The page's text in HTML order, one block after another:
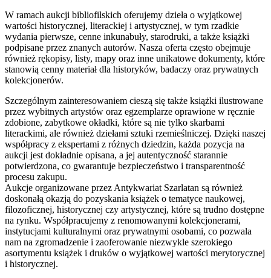
W ramach aukcji bibliofilskich oferujemy dzieła o wyjątkowej
wartości historycznej, literackiej i artystycznej, w tym rzadkie
wydania pierwsze, cenne inkunabuły, starodruki, a także książki
podpisane przez znanych autorów. Nasza oferta często obejmuje
również rękopisy, listy, mapy oraz inne unikatowe dokumenty, które
stanowią cenny materiał dla historyków, badaczy oraz prywatnych
kolekcjonerów.
Szczególnym zainteresowaniem cieszą się także książki ilustrowane
przez wybitnych artystów oraz egzemplarze oprawione w ręcznie
zdobione, zabytkowe okładki, które są nie tylko skarbami
literackimi, ale również dziełami sztuki rzemieślniczej. Dzięki naszej
współpracy z ekspertami z różnych dziedzin, każda pozycja na
aukcji jest dokładnie opisana, a jej autentyczność starannie
potwierdzona, co gwarantuje bezpieczeństwo i transparentność
procesu zakupu.
Aukcje organizowane przez Antykwariat Szarlatan są również
doskonałą okazją do pozyskania książek o tematyce naukowej,
filozoficznej, historycznej czy artystycznej, które są trudno dostępne
na rynku. Współpracujemy z renomowanymi kolekcjonerami,
instytucjami kulturalnymi oraz prywatnymi osobami, co pozwala
nam na zgromadzenie i zaoferowanie niezwykle szerokiego
asortymentu książek i druków o wyjątkowej wartości merytorycznej
i historycznej.